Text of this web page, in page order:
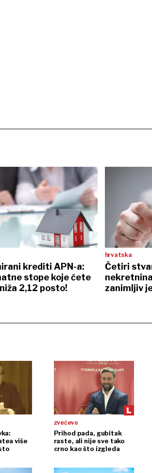
krediti APN-a:
stope koje ćete
2,12 posto!
hrvatska
Četiri
zanimljiv
više
zvečevo
Prihod pada, gubitak
raste, ali nije sve tako
crno kao što izgleda